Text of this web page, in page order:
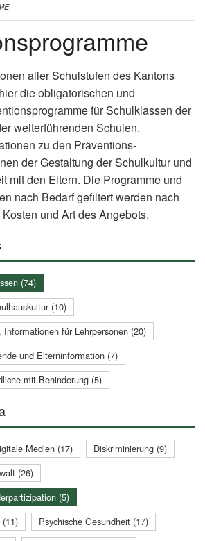
aller Schulstufen des Kantons
die obligatorischen und
für Schulklassen der
weiterführenden Schulen.
zu den Präventions-
der Gestaltung der Schulkultur und
mit den Eltern. Die Programme und
nach Bedarf gefiltert werden nach
und Art des Angebots.
(74)
(10)
Informationen für Lehrpersonen (20)
und Elterninformation (7)
mit Behinderung (5)
Medien (17)
Diskriminierung (9)
(26)
(5)
(11)
Psychische Gesundheit (17)